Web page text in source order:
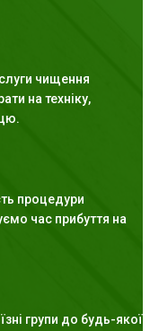
чищення
на техніку,
процедури
час прибуття на
групи до будь-якої